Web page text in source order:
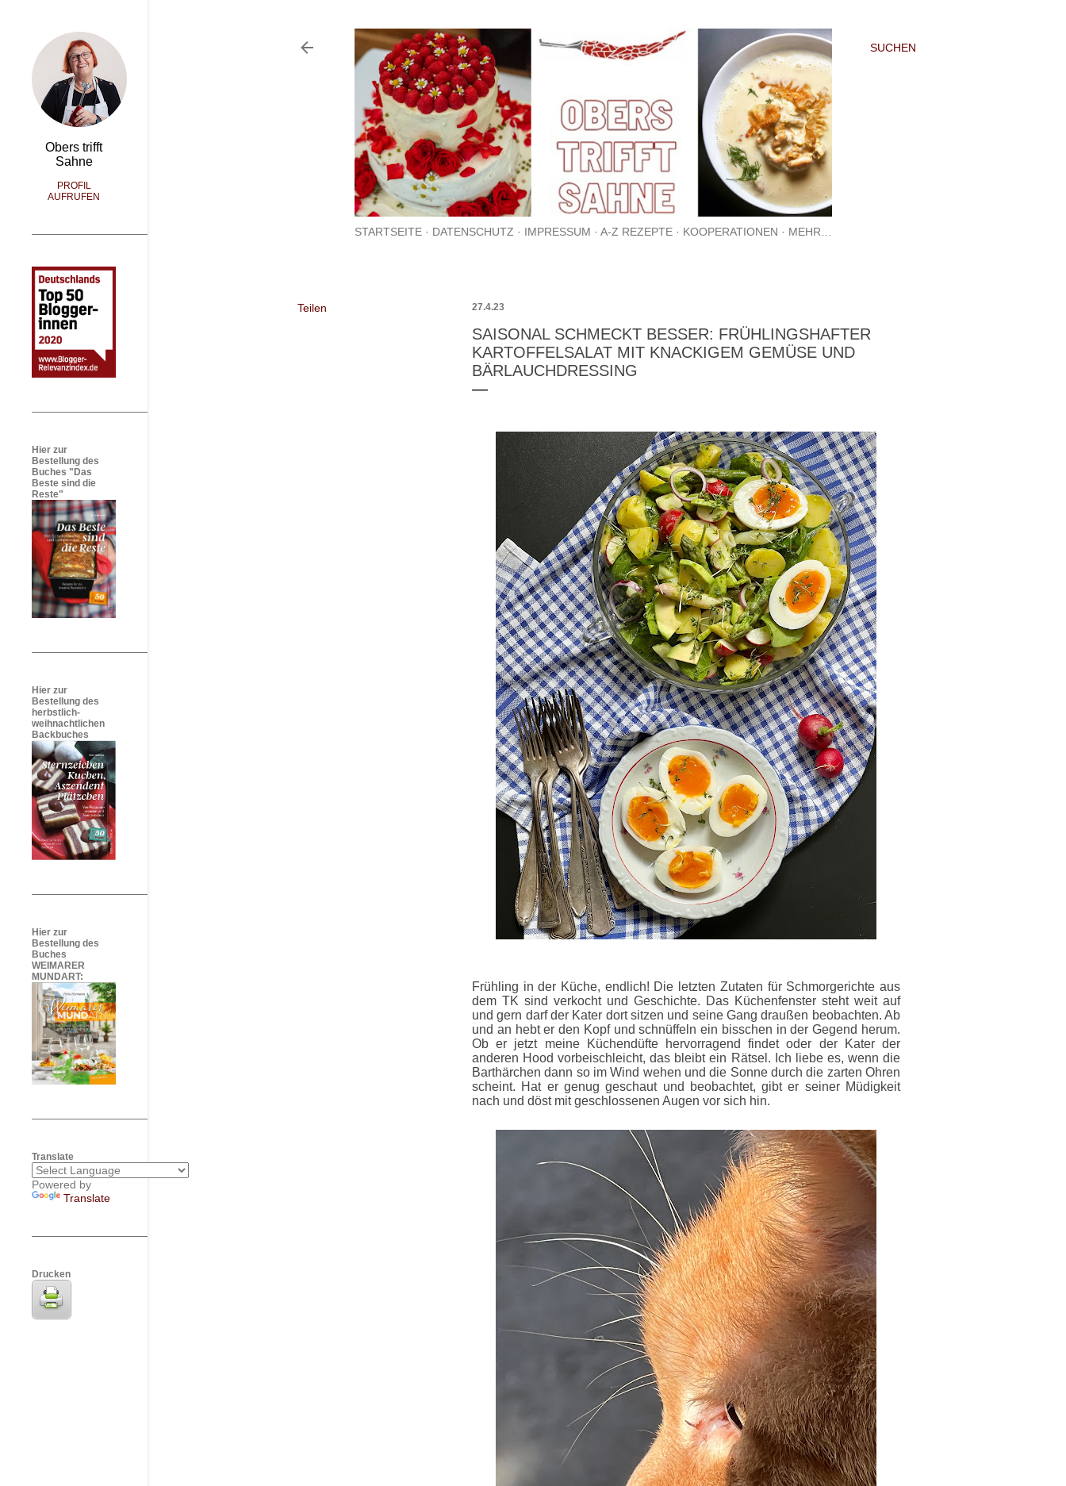
SUCHEN
STARTSEITE DATENSCHUTZ IMPRESSUM A-Z REZEPTE KOOPERATIONEN MEHR…
Teilen 27.4.23
SAISONAL SCHMECKT BESSER: FRÜHLINGSHAFTER
KARTOFFELSALAT MIT KNACKIGEM GEMÜSE UND
BÄRLAUCHDRESSING
Frühling in der Küche, endlich! Die letzten Zutaten für Schmorgerichte aus
dem TK sind verkocht und Geschichte. Das Küchenfenster steht weit auf
und gern darf der Kater dort sitzen und seine Gang draußen beobachten. Ab
und an hebt er den Kopf und schnüffeln ein bisschen in der Gegend herum.
Ob er jetzt meine Küchendüfte hervorragend findet oder der Kater der
anderen Hood vorbeischleicht, das bleibt ein Rätsel. Ich liebe es, wenn die
Barthärchen dann so im Wind wehen und die Sonne durch die zarten Ohren
scheint. Hat er genug geschaut und beobachtet, gibt er seiner Müdigkeit
nach und döst mit geschlossenen Augen vor sich hin.
Obers trifft
Sahne
PROFIL
AUFRUFEN
Hier zur
Bestellung des
Buches "Das
Beste sind die
Reste"
Hier zur
Bestellung des
herbstlich-
weihnachtlichen
Backbuches
Hier zur
Bestellung des
Buches
WEIMARER
MUNDART:
Translate
Powered by
Translate
Drucken